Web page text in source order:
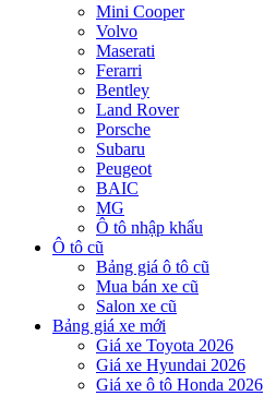
Mini Cooper
Volvo
Maserati
Ferarri
Bentley
Land Rover
Porsche
Subaru
Peugeot
BAIC
MG
Ô tô nhập khẩu
Ô tô cũ
Bảng giá ô tô cũ
Mua bán xe cũ
Salon xe cũ
Bảng giá xe mới
Giá xe Toyota 2026
Giá xe Hyundai 2026
Giá xe ô tô Honda 2026